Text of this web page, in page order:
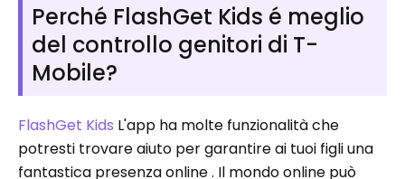
Perché FlashGet Kids é meglio
del controllo genitori di T-
Mobile?
FlashGet Kids L'app ha molte funzionalità che
potresti trovare aiuto per garantire ai tuoi figli una
fantastica presenza online . Il mondo online può